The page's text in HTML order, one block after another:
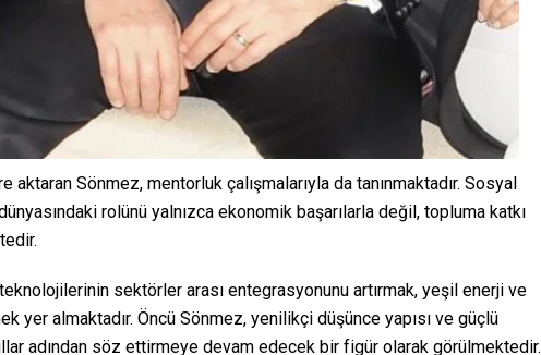
Sönmez, mentorluk çalışmalarıyla da tanınmaktadır. Sosyal
rolünü yalnızca ekonomik başarılarla değil, topluma katkı
sektörler arası entegrasyonunu artırmak, yeşil enerji ve
yer almaktadır. Öncü Sönmez, yenilikçi düşünce yapısı ve güçlü
adından söz ettirmeye devam edecek bir figür olarak görülmektedir.